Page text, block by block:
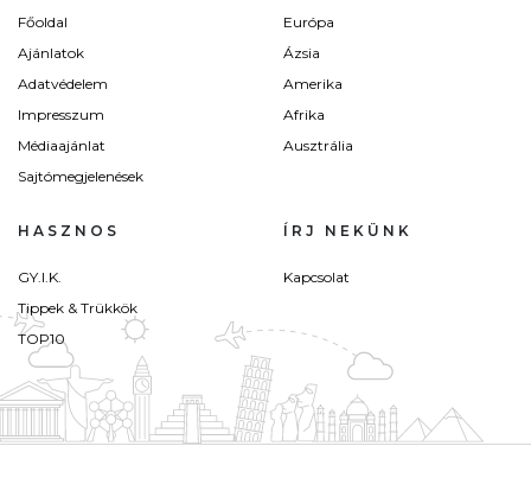
Főoldal
Ajánlatok
Adatvédelem
Impresszum
Médiaajánlat
Sajtómegjelenések
Európa
Ázsia
Amerika
Afrika
Ausztrália
HASZNOS
GY.I.K.
Tippek & Trükkök
TOP10
ÍRJ NEKÜNK
Kapcsolat